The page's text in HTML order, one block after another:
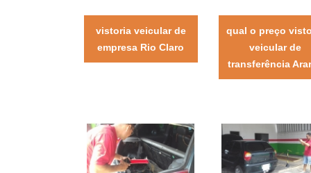
vistoria veicular de
empresa Rio Claro
qual o preço
veicular de
transferência